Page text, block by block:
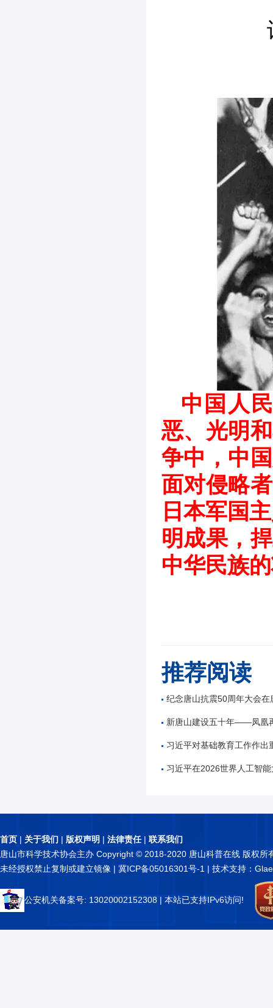
中国人
恶、光明
争中，中
面对侵略
日本军国
明成果，
中华民族
推荐阅读
纪念唐山抗震50周年大会在
新唐山建设五十年——凤凰
习近平对基础教育工作作出
习近平在2026世界人工智能大会暨人工智能全球治理高
首页 | 关于我们 | 版权声明 | 法律责任| 联系我们
唐山市科学技术协会主办 Copyright © 2018-2020 唐山科普在线 版权所
未经授权禁止复制或建立镜像 | 冀ICP备05016301号-1 | 技术支持：
公安机关备案号: 13020002152308 | 本站已支持IPv6访问!